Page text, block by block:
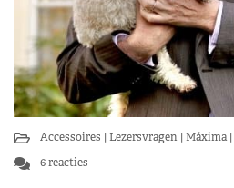
Accessoires Lezersvragen Máxima
6 reacties